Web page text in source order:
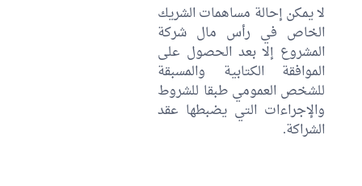
لا يمكن إحالة مساهمات الشريك
الخاص في رأس مال شركة
المشروع إلا بعد الحصول على
الموافقة الكتابية والمسبقة
للشخص العمومي طبقا للشروط
والإجراءات التي يضبطها عقد
الشراكة.